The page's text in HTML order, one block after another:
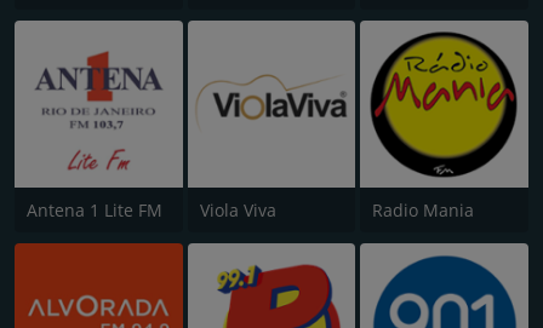
Antena 1 Lite FM Viola Viva Radio Mania